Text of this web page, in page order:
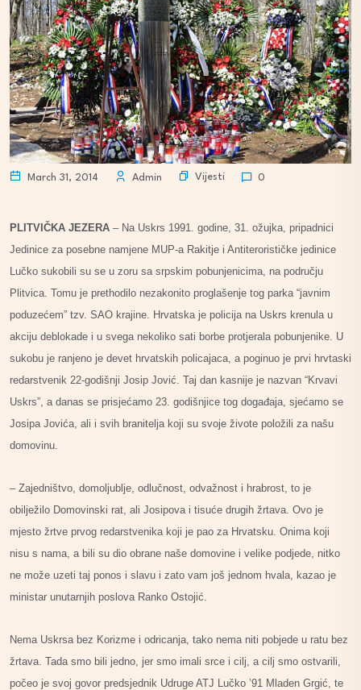
March 31, 2014 Admin Vijesti 0
PLITVIČKA JEZERA – Na Uskrs 1991. godine, 31. ožujka, pripadnici
Jedinice za posebne namjene MUP-a Rakitje i Antiterorističke jedinice
Lučko sukobili su se u zoru sa srpskim pobunjenicima, na području
Plitvica. Tomu je prethodilo nezakonito proglašenje tog parka “javnim
poduzećem” tzv. SAO krajine. Hrvatska je policija na Uskrs krenula u
akciju deblokade i u svega nekoliko sati borbe protjerala pobunjenike. U
sukobu je ranjeno je devet hrvatskih policajaca, a poginuo je prvi hrvtaski
redarstvenik 22-godišnji Josip Jović. Taj dan kasnije je nazvan “Krvavi
Uskrs”, a danas se prisjećamo 23. godišnjice tog događaja, sjećamo se
Josipa Jovića, ali i svih branitelja koji su svoje živote položili za našu
domovinu.
– Zajedništvo, domoljublje, odlučnost, odvažnost i hrabrost, to je
obilježilo Domovinski rat, ali Josipova i tisuće drugih žrtava. Ovo je
mjesto žrtve prvog redarstvenika koji je pao za Hrvatsku. Onima koji
nisu s nama, a bili su dio obrane naše domovine i velike podjede, nitko
ne može uzeti taj ponos i slavu i zato vam još jednom hvala, kazao je
ministar unutarnjih poslova Ranko Ostojić.
Nema Uskrsa bez Korizme i odricanja, tako nema niti pobjede u ratu bez
žrtava. Tada smo bili jedno, jer smo imali srce i cilj, a cilj smo ostvarili,
počeo je svoj govor predsjednik Udruge ATJ Lučko ’91 Mladen Grgić, te